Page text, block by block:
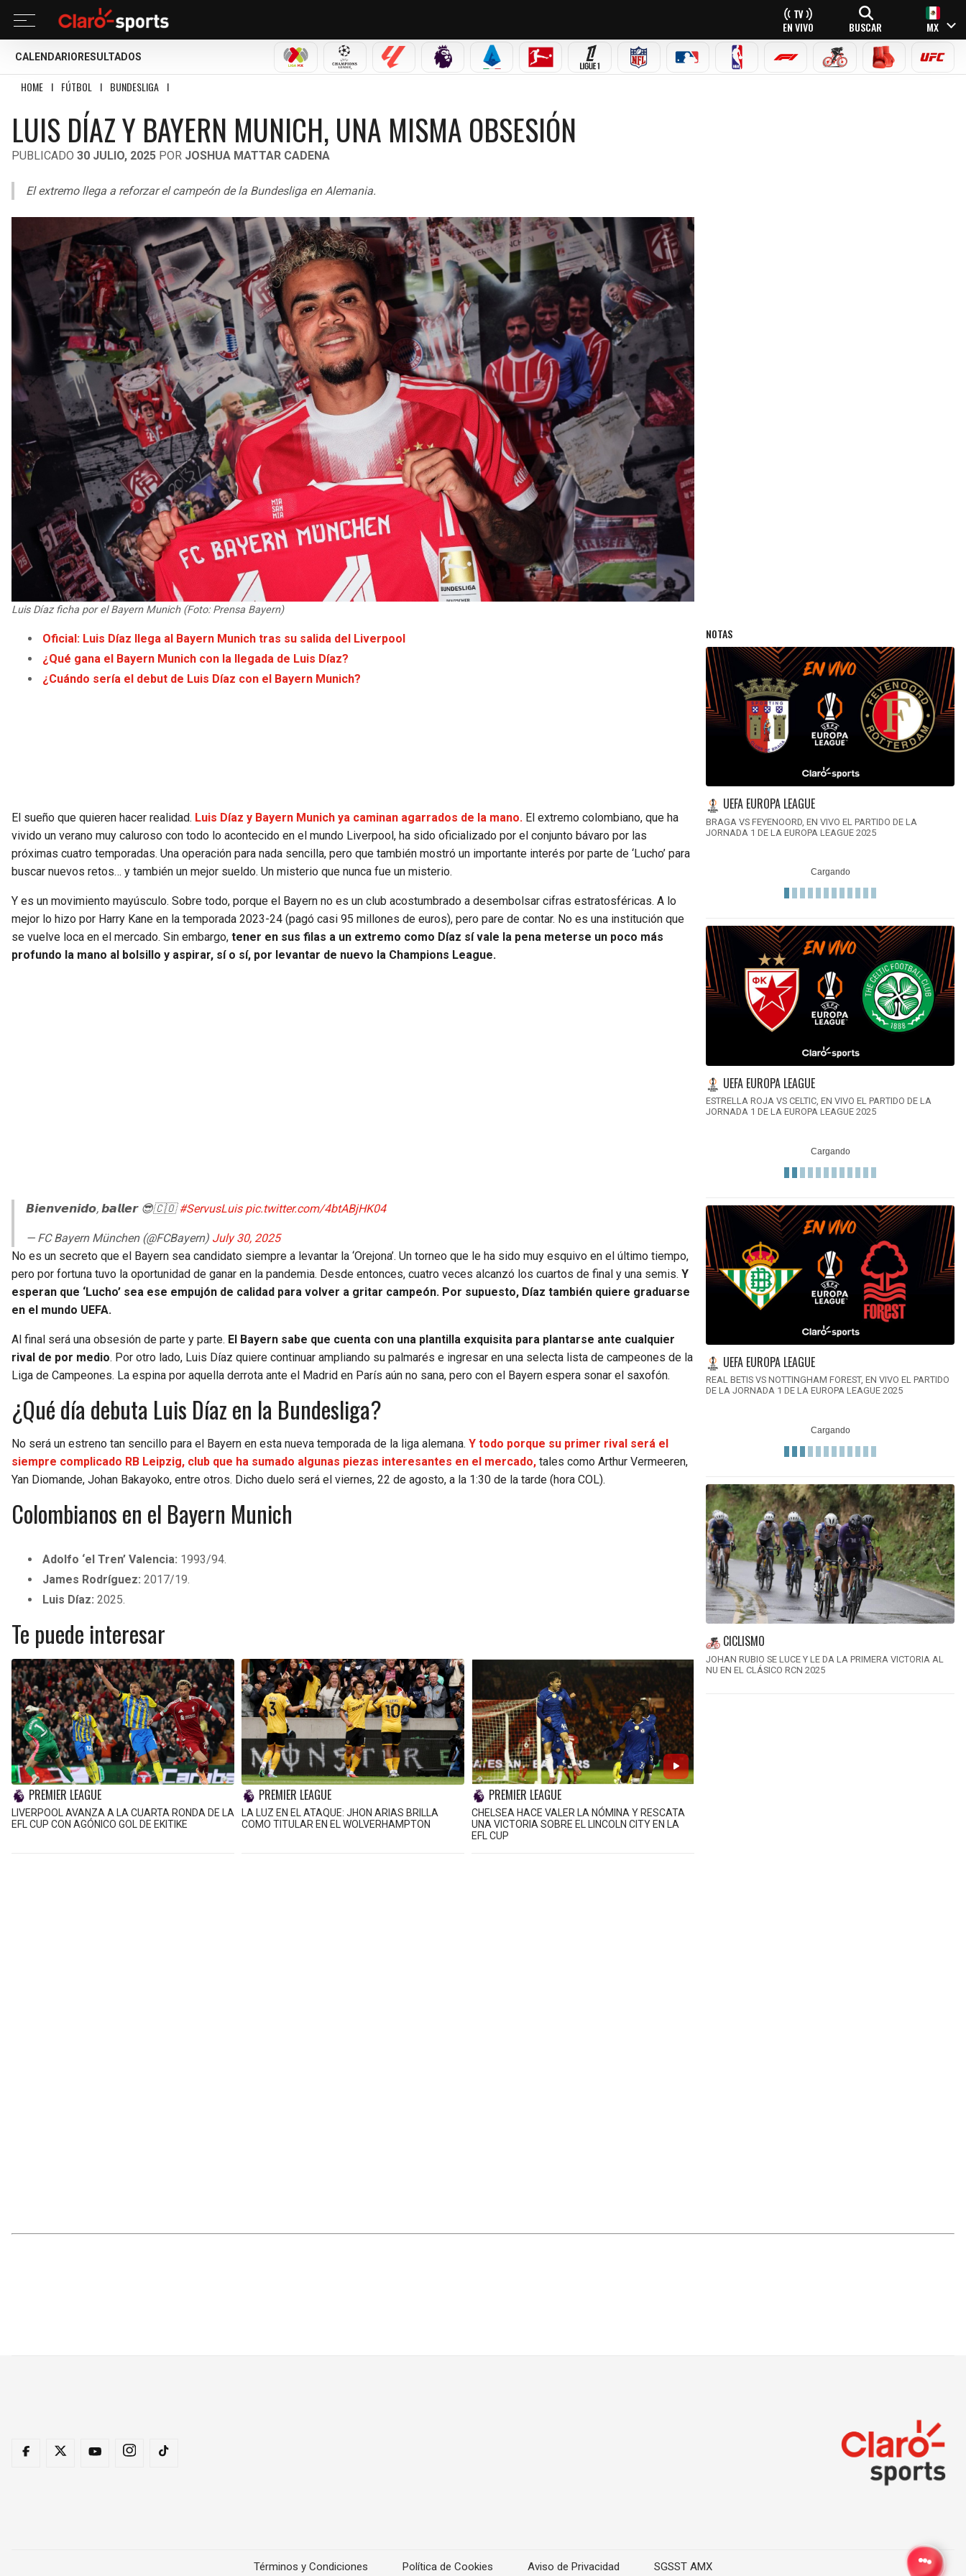
EN VIVO BUSCAR MX
CALENDARIO RESULTADOS
LIGA MX CHAMPIONS LEAGUE
LALIGA PREMIER LEAGUE
SERIE A BUNDESLIGALIGUE 1 NFL MLB NBA FÓRMULA 1CICLISMOBOXEO UFC
HOME I FÚTBOL I BUNDESLIGA I
LUIS DÍAZ Y BAYERN MUNICH, UNA MISMA OBSESIÓN
PUBLICADO 30 JULIO, 2025 POR JOSHUA MATTAR CADENA
El extremo llega a reforzar el campeón de la Bundesliga en Alemania.
Luis Díaz ficha por el Bayern Munich (Foto: Prensa Bayern)
Oficial: Luis Díaz llega al Bayern Munich tras su salida del Liverpool
¿Qué gana el Bayern Munich con la llegada de Luis Díaz?
¿Cuándo sería el debut de Luis Díaz con el Bayern Munich?
El sueño que quieren hacer realidad. Luis Díaz y Bayern Munich ya caminan agarrados de la mano. El extremo colombiano, que ha
vivido un verano muy caluroso con todo lo acontecido en el mundo Liverpool, ha sido oficializado por el conjunto bávaro por las
próximas cuatro temporadas. Una operación para nada sencilla, pero que también mostró un importante interés por parte de ‘Lucho’ para
buscar nuevos retos… y también un mejor sueldo. Un misterio que nunca fue un misterio.
Y es un movimiento mayúsculo. Sobre todo, porque el Bayern no es un club acostumbrado a desembolsar cifras estratosféricas. A lo
mejor lo hizo por Harry Kane en la temporada 2023-24 (pagó casi 95 millones de euros), pero pare de contar. No es una institución que
se vuelve loca en el mercado. Sin embargo, tener en sus filas a un extremo como Díaz sí vale la pena meterse un poco más
profundo la mano al bolsillo y aspirar, sí o sí, por levantar de nuevo la Champions League.
𝘽𝙞𝙚𝙣𝙫𝙚𝙣𝙞𝙙𝙤, 𝙗𝙖𝙡𝙡𝙚𝙧 😎🇨🇴#ServusLuis pic.twitter.com/4btABjHK04
— FC Bayern München (@FCBayern) July 30, 2025
No es un secreto que el Bayern sea candidato siempre a levantar la ‘Orejona’. Un torneo que le ha sido muy esquivo en el último tiempo,
pero por fortuna tuvo la oportunidad de ganar en la pandemia. Desde entonces, cuatro veces alcanzó los cuartos de final y una semis. Y
esperan que ‘Lucho’ sea ese empujón de calidad para volver a gritar campeón. Por supuesto, Díaz también quiere graduarse
en el mundo UEFA.
Al final será una obsesión de parte y parte. El Bayern sabe que cuenta con una plantilla exquisita para plantarse ante cualquier
rival de por medio. Por otro lado, Luis Díaz quiere continuar ampliando su palmarés e ingresar en una selecta lista de campeones de la
Liga de Campeones. La espina por aquella derrota ante el Madrid en París aún no sana, pero con el Bayern espera sonar el saxofón.
¿Qué día debuta Luis Díaz en la Bundesliga?
No será un estreno tan sencillo para el Bayern en esta nueva temporada de la liga alemana. Y todo porque su primer rival será el
siempre complicado RB Leipzig, club que ha sumado algunas piezas interesantes en el mercado, tales como Arthur Vermeeren,
Yan Diomande, Johan Bakayoko, entre otros. Dicho duelo será el viernes, 22 de agosto, a la 1:30 de la tarde (hora COL).
Colombianos en el Bayern Munich
Adolfo ‘el Tren’ Valencia: 1993/94.
James Rodríguez:2017/19.
Luis Díaz:2025.
Te puede interesar
PREMIER LEAGUE
LIVERPOOL AVANZA A LA CUARTA RONDA DE LA
EFL CUP CON AGÓNICO GOL DE EKITIKE
PREMIER LEAGUE
LA LUZ EN EL ATAQUE: JHON ARIAS BRILLA
COMO TITULAR EN EL WOLVERHAMPTON
PREMIER LEAGUE
CHELSEA HACE VALER LA NÓMINA Y RESCATA
UNA VICTORIA SOBRE EL LINCOLN CITY EN LA
EFL CUP
NOTAS
UEFA EUROPA LEAGUE
BRAGA VS FEYENOORD, EN VIVO EL PARTIDO DE LA
JORNADA 1 DE LA EUROPA LEAGUE 2025
UEFA EUROPA LEAGUE
ESTRELLA ROJA VS CELTIC, EN VIVO EL PARTIDO DE LA
JORNADA 1 DE LA EUROPA LEAGUE 2025
UEFA EUROPA LEAGUE
REAL BETIS VS NOTTINGHAM FOREST, EN VIVO EL PARTIDO
DE LA JORNADA 1 DE LA EUROPA LEAGUE 2025
CICLISMO
JOHAN RUBIO SE LUCE Y LE DA LA PRIMERA VICTORIA AL
NU EN EL CLÁSICO RCN 2025
Términos y Condiciones Política de Cookies Aviso de Privacidad SGSST AMX